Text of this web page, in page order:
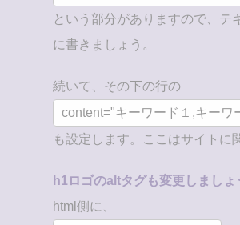
という部分がありますので、
に書きましょう。
続いて、その下の行の
content="キーワード１,キーワ
も設定します。ここはサイトに
h1ロゴのaltタグも変更しましょ
html側に、